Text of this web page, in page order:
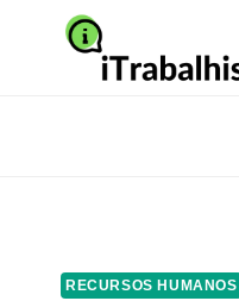
RECURSOS HUMANOS